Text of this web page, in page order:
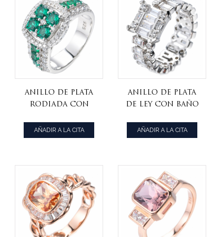
Anillo De Plata
Rodiada Con
Cúbicas Blancas
Y Verde
AÑADIR A LA CITA
Anillo de plata
de ley con baño
circonitas
cúbicas blancas
AÑADIR A LA CITA